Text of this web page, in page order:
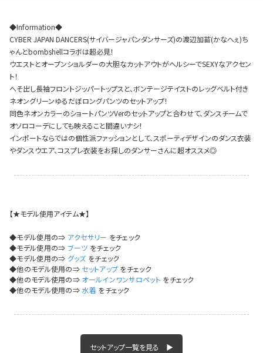
スタッフコーディネート
イベント一覧
◆Information◆
CYBER JAPAN DANCERS(サイバージャパンダンサーズ)の渡辺加苗(かなへぇ)ち
ゃんとbombshellコラボは超必見！
ウエストとオープンショルダーの大胆なカットアウトがヘルシーでSEXYなアクセン
ト！
へそ出し長袖フロントジッパートップスと、ボンテージテイストのレッグベルト付き
ネオングリーンゆるだぼロングパンツのセットアップ！
同色ネオンカラーのショートパンツVerのセットアップと合わせて、ダンスチームで
オソロコーデにしても映えること間違いナシ！
インポートならではの個性派ファッションとして、スポーティデザインのダンス衣装
やダンスウエア、コスプレ衣装をお探しのダンサーさんに超オススメ◎
【★モデル使用アイテム★】
◆モデル使用の⇒ アクセサリー をチェック
◆モデル使用の⇒ ブーツ をチェック
◆モデル使用の⇒ グッズをチェック
◆他のモデル使用の⇒ セットアップ をチェック
◆他のモデル使用の⇒ オールインワンサロペット をチェック
◆他のモデル使用の⇒水着 をチェック
セットアップ一覧を見る ▶